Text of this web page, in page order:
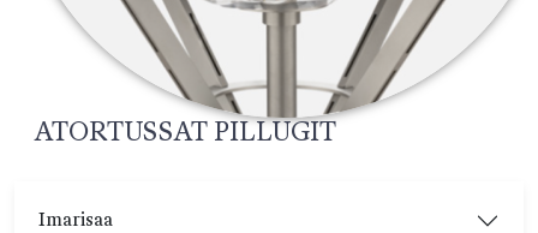
ATORTUSSAT PILLUGIT
Imarisaa